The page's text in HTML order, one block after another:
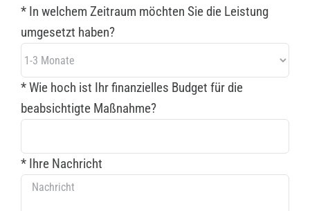
* In welchem Zeitraum möchten Sie die Leistung
umgesetzt haben?
* Wie hoch ist Ihr finanzielles Budget für die
beabsichtigte Maßnahme?
* Ihre Nachricht